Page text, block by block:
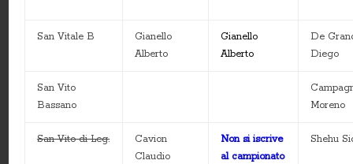
San Vitale B
Gianello
Alberto
Gianello
Alberto
De
Diego
San Vito
Bassano
Moreno
San Vito di Leg.
Cavion
Claudio
Non si iscrive
al campionato
Shehu